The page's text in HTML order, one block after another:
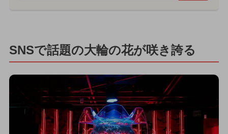
SNSで話題の大輪の花が咲き誇る